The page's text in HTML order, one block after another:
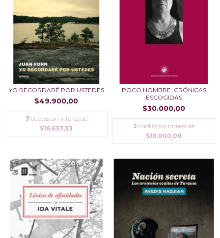
YO RECORDARÉ POR USTEDES
$49.900,00
3 cuotas sin interés de
$16.633,33
POCO HOMBRE. CRÓNICAS
ESCOGIDAS
$30.000,00
3 cuotas sin interés de
$10.000,00